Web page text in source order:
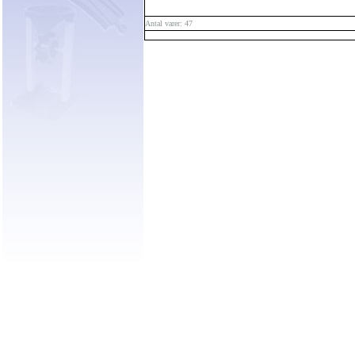
Antal varer: 47